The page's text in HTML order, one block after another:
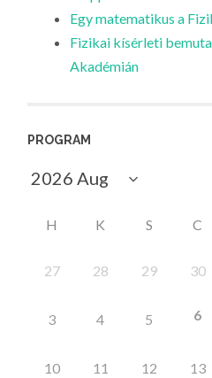
Egy matematikus a
Fizikai kísérleti
Akadémián
PROGRAM
H K S C
27 28 29 30
3 4 5 6
10 11 12 13